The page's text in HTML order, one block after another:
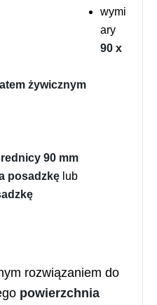
wymi
ary
90 x
żywicznym
90 mm
posadzkę lub
rozwiązaniem do
powierzchnia